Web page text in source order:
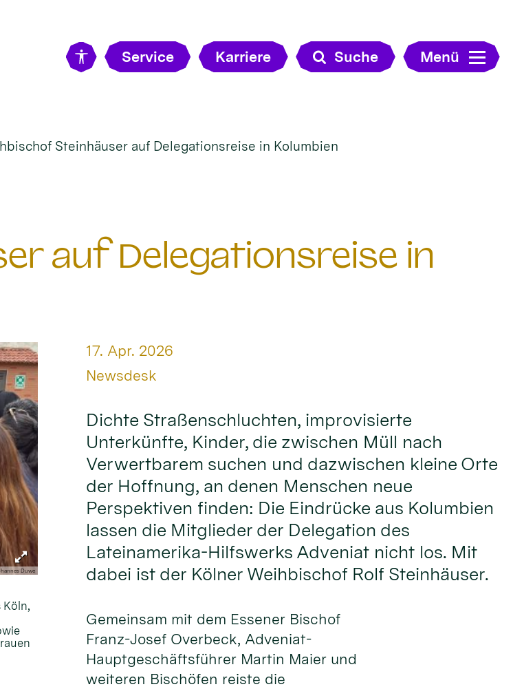
Service Karriere Suche Menü
Steinhäuser auf Delegationsreise in Kolumbien
auf Delegationsreise in
Duwe
Köln,
Datum:
17. Apr. 2026
Von:
Newsdesk
Dichte Straßenschluchten, improvisierte
Unterkünfte, Kinder, die zwischen Müll nach
Verwertbarem suchen und dazwischen kleine Orte
der Hoffnung, an denen Menschen neue
Perspektiven finden: Die Eindrücke aus Kolumbien
lassen die Mitglieder der Delegation des
Lateinamerika-Hilfswerks Adveniat nicht los. Mit
dabei ist der Kölner Weihbischof Rolf Steinhäuser.
Gemeinsam mit dem Essener Bischof
Franz-Josef Overbeck, Adveniat-
Hauptgeschäftsführer Martin Maier und
weiteren Bischöfen reiste die